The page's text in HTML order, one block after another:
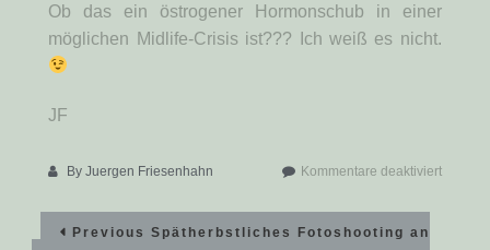
Ob das ein östrogener Hormonschub in einer
möglichen Midlife-Crisis ist??? Ich weiß es nicht.
JF
ByJuergen Friesenhahn Kommentare deaktiviertfür
Beitragsnavigation
Previous
Previous
Spätherbstliches Fotoshooting an